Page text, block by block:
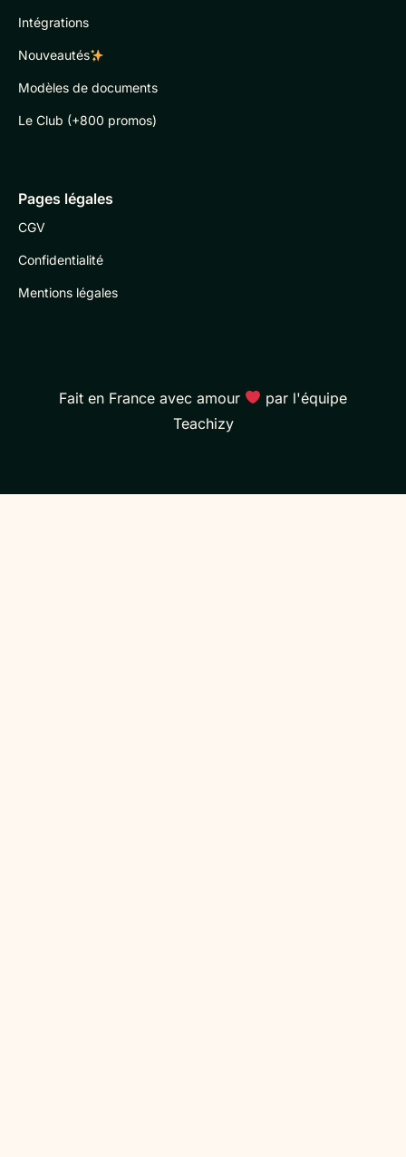
Intégrations
Nouveautés
Modèles de documents
Le Club (+800 promos)
Pages légales
CGV
Confidentialité
Mentions légales
Fait en France avec amour
par l'équipe
Teachizy